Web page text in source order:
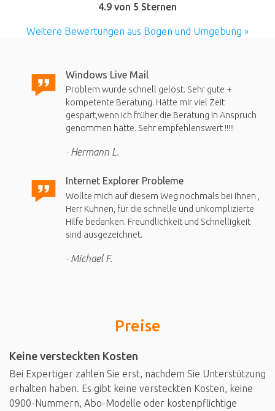
4.9 von 5 Sternen
Weitere Bewertungen aus Bogen und Umgebung »
Windows Live Mail
Problem wurde schnell gelöst. Sehr gute +
kompetente Beratung. Hätte mir viel Zeit
gespart,wenn ich früher die Beratung in Anspruch
genommen hätte. Sehr empfehlenswert !!!!!
Hermann L.
Internet Explorer Probleme
Wollte mich auf diesem Weg nochmals bei Ihnen ,
Herr Kuhnen, für die schnelle und unkomplizierte
Hilfe bedanken. Freundlichkeit und Schnelligkeit
sind ausgezeichnet.
Michael F.
Preise
Keine versteckten Kosten
Bei Expertiger zahlen Sie erst, nachdem Sie Unterstützung
erhalten haben. Es gibt keine versteckten Kosten, keine
0900-Nummern, Abo-Modelle oder kostenpflichtige